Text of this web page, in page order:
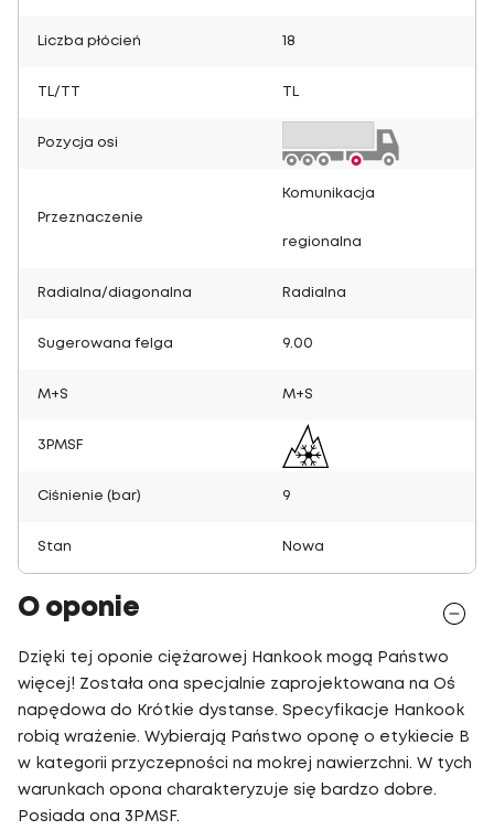
Liczba płócień 18
TL/TT
Pozycja osi
Przeznaczenie
Komunikacja
regionalna
Radialna/diagonalna Radialna
Sugerowana felga 9.00
M+S M+S
3PMSF
Ciśnienie (bar) 9
Stan Nowa
O oponie
Dzięki tej oponie ciężarowej Hankook mogą Państwo
więcej! Została ona specjalnie zaprojektowana na Oś
napędowa do Krótkie dystanse. Specyfikacje Hankook
robią wrażenie. Wybierają Państwo oponę o etykiecie B
w kategorii przyczepności na mokrej nawierzchni. W tych
warunkach opona charakteryzuje się bardzo dobre.
Posiada ona 3PMSF.